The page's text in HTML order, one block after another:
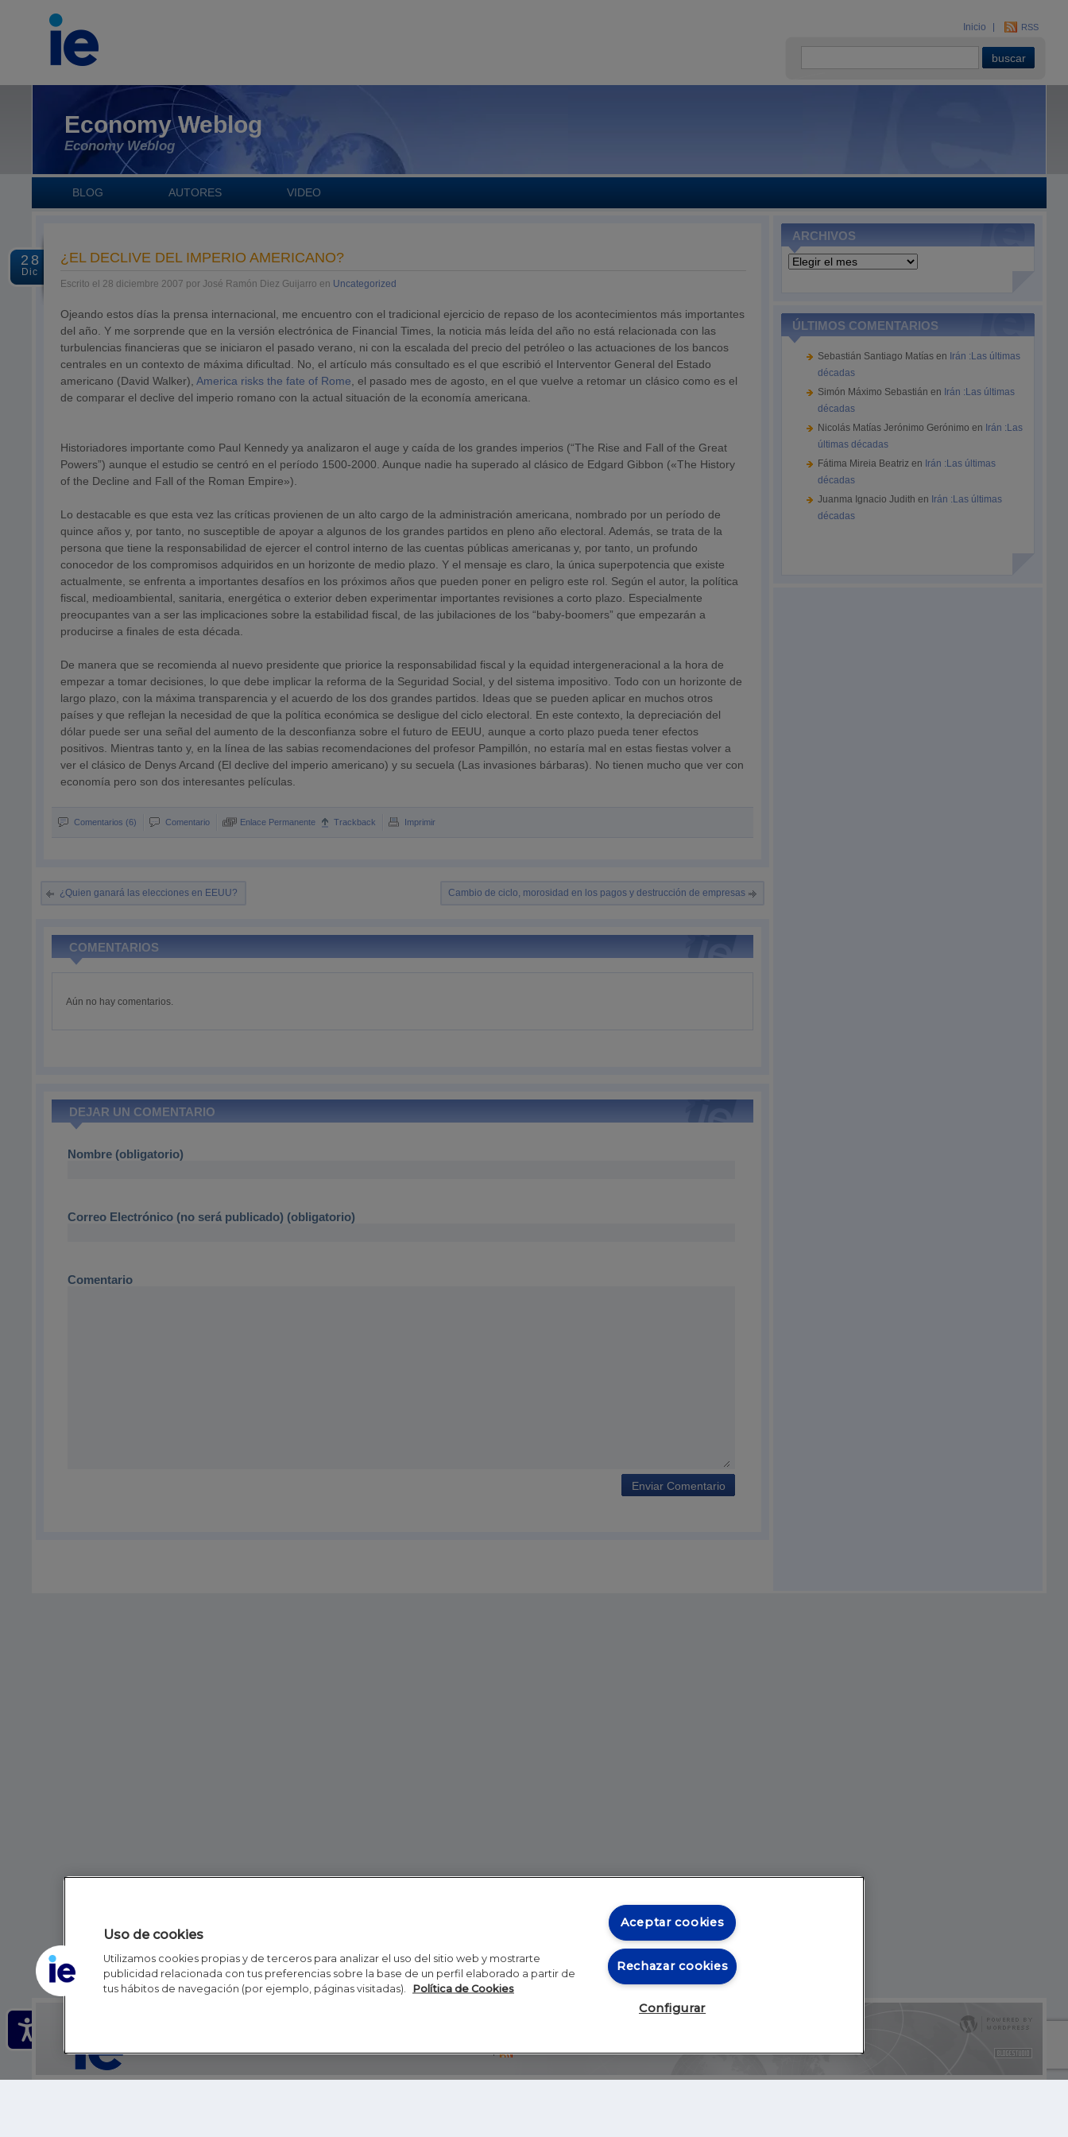
Inicio RSS
Economy Weblog
Economy Weblog
BLOG AUTORES VIDEO
28
Dic
¿EL DECLIVE DEL IMPERIO AMERICANO?
Escrito el 28 diciembre 2007 por José Ramón Diez Guijarro en Uncategorized
Ojeando estos días la prensa internacional, me encuentro con el tradicional ejercicio de repaso de los acontecimientos más importantes
del año. Y me sorprende que en la versión electrónica de Financial Times, la noticia más leída del año no está relacionada con las
turbulencias financieras que se iniciaron el pasado verano, ni con la escalada del precio del petróleo o las actuaciones de los bancos
centrales en un contexto de máxima dificultad. No, el artículo más consultado es el que escribió el Interventor General del Estado
americano (David Walker),America risks the fate of Rome , el pasado mes de agosto, en el que vuelve a retomar un clásico como es el
de comparar el declive del imperio romano con la actual situación de la economía americana.
Historiadores importante como Paul Kennedy ya analizaron el auge y caída de los grandes imperios (“The Rise and Fall of the Great
Powers”) aunque el estudio se centró en el período 1500-2000. Aunque nadie ha superado al clásico de Edgard Gibbon («The History
of the Decline and Fall of the Roman Empire»).
Lo destacable es que esta vez las críticas provienen de un alto cargo de la administración americana, nombrado por un período de
quince años y, por tanto, no susceptible de apoyar a algunos de los grandes partidos en pleno año electoral. Además, se trata de la
persona que tiene la responsabilidad de ejercer el control interno de las cuentas públicas americanas y, por tanto, un profundo
conocedor de los compromisos adquiridos en un horizonte de medio plazo. Y el mensaje es claro, la única superpotencia que existe
actualmente, se enfrenta a importantes desafíos en los próximos años que pueden poner en peligro este rol. Según el autor, la política
fiscal, medioambiental, sanitaria, energética o exterior deben experimentar importantes revisiones a corto plazo. Especialmente
preocupantes van a ser las implicaciones sobre la estabilidad fiscal, de las jubilaciones de los “baby-boomers” que empezarán a
producirse a finales de esta década.
De manera que se recomienda al nuevo presidente que priorice la responsabilidad fiscal y la equidad intergeneracional a la hora de
empezar a tomar decisiones, lo que debe implicar la reforma de la Seguridad Social, y del sistema impositivo. Todo con un horizonte de
largo plazo, con la máxima transparencia y el acuerdo de los dos grandes partidos. Ideas que se pueden aplicar en muchos otros
países y que reflejan la necesidad de que la política económica se desligue del ciclo electoral. En este contexto, la depreciación del
dólar puede ser una señal del aumento de la desconfianza sobre el futuro de EEUU, aunque a corto plazo pueda tener efectos
positivos. Mientras tanto y, en la línea de las sabias recomendaciones del profesor Pampillón, no estaría mal en estas fiestas volver a
ver el clásico de Denys Arcand (El declive del imperio americano) y su secuela (Las invasiones bárbaras). No tienen mucho que ver con
economía pero son dos interesantes películas.
Comentarios (6) Comentario Enlace Permanente Trackback Imprimir
¿Quien ganará las elecciones en EEUU? Cambio de ciclo, morosidad en los pagos y destrucción de empresas
COMENTARIOS
Aún no hay comentarios.
DEJAR UN COMENTARIO
Nombre (obligatorio)
Correo Electrónico (no será publicado) (obligatorio)
Comentario
ARCHIVOS
Archivos
ÚLTIMOS COMENTARIOS
Sebastián Santiago Matías en Irán :Las últimas
décadas
Simón Máximo Sebastián en Irán :Las últimas
décadas
Nicolás Matías Jerónimo Gerónimo en Irán :Las
últimas décadas
Fátima Mireia Beatriz en Irán :Las últimas
décadas
Juanma Ignacio Judith en Irán :Las últimas
décadas
Inicio RSS
Uso de cookies
Utilizamos cookies propias y de terceros para analizar el uso del sitio web y mostrarte
publicidad relacionada con tus preferencias sobre la base de un perfil elaborado a partir de
tus hábitos de navegación (por ejemplo, páginas visitadas).
Política de Cookies
Aceptar cookies
Rechazar cookies
Configurar